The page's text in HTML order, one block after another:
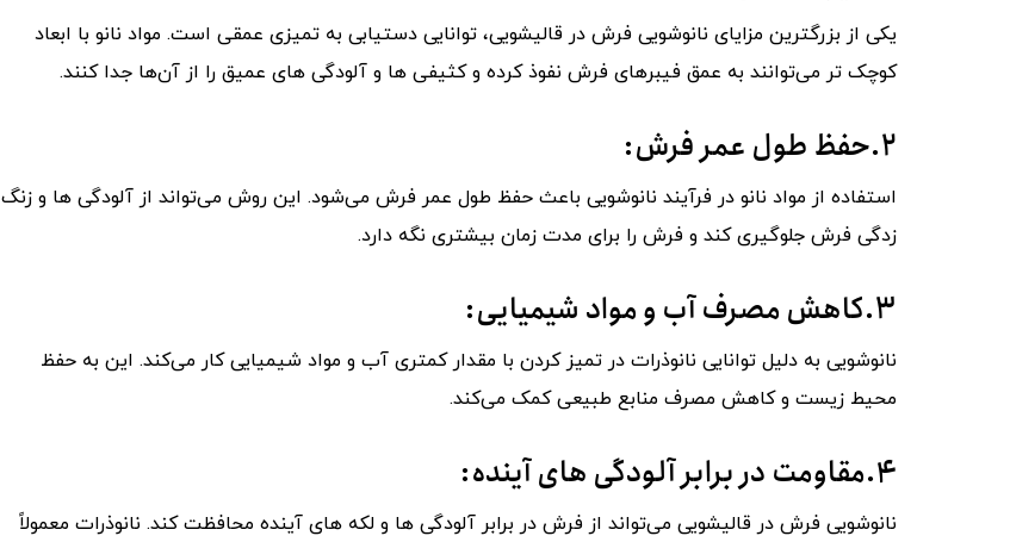
یکی از بزرگترین مزایای نانوشویی فرش در قالیشویی، توانایی دستیابی به تمیزی عمقی است. مواد نانو با ابعاد
کوچک ‌تر می‌توانند به عمق فیبرهای فرش نفوذ کرده و کثیفی ‌ها و آلودگی ‌های عمیق را از آن‌ها جدا کنند.
۲.حفظ طول عمر فرش:
استفاده از مواد نانو در فرآیند نانوشویی باعث حفظ طول عمر فرش می‌شود. این روش می‌تواند از آلودگی ‌ها و زنگ
زدگی فرش جلوگیری کند و فرش را برای مدت زمان بیشتری نگه دارد.
۳.کاهش مصرف آب و مواد شیمیایی:
نانوشویی به دلیل توانایی نانوذرات در تمیز کردن با مقدار کمتری آب و مواد شیمیایی کار می‌کند. این به حفظ
محیط زیست و کاهش مصرف منابع طبیعی کمک می‌کند.
۴.مقاومت در برابر آلودگی ‌های آینده:
نانوشویی فرش در قالیشویی می‌تواند از فرش در برابر آلودگی ‌ها و لکه ‌های آینده محافظت کند. نانوذرات معمولاً